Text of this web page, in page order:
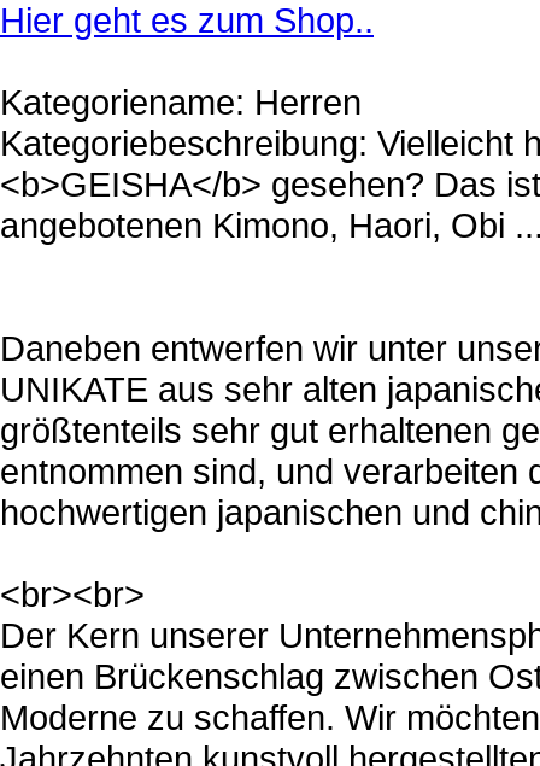
Hier geht es zum Shop..
Kategoriename: Herren
Kategoriebeschreibung: Vielleicht
<b>GEISHA</b> gesehen? Das
angebotenen Kimono, Haori, Obi
Daneben entwerfen wir unter
UNIKATE aus sehr alten
größtenteils sehr gut erhaltenen
entnommen sind, und verarbeiten
hochwertigen japanischen und
<br><br>
Der Kern unserer
einen Brückenschlag zwischen
Moderne zu schaffen. Wir